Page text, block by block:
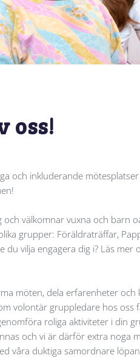
oss!
och inkluderande
välkomnar vuxna och barn
grupper: Föräldraträffar,
vilja engagera dig i? Läs mer
möten, dela erfarenheter och
volontär gruppledare hos oss
roliga aktiviteter i din
och vi är därför extra noga
våra duktiga samordnare